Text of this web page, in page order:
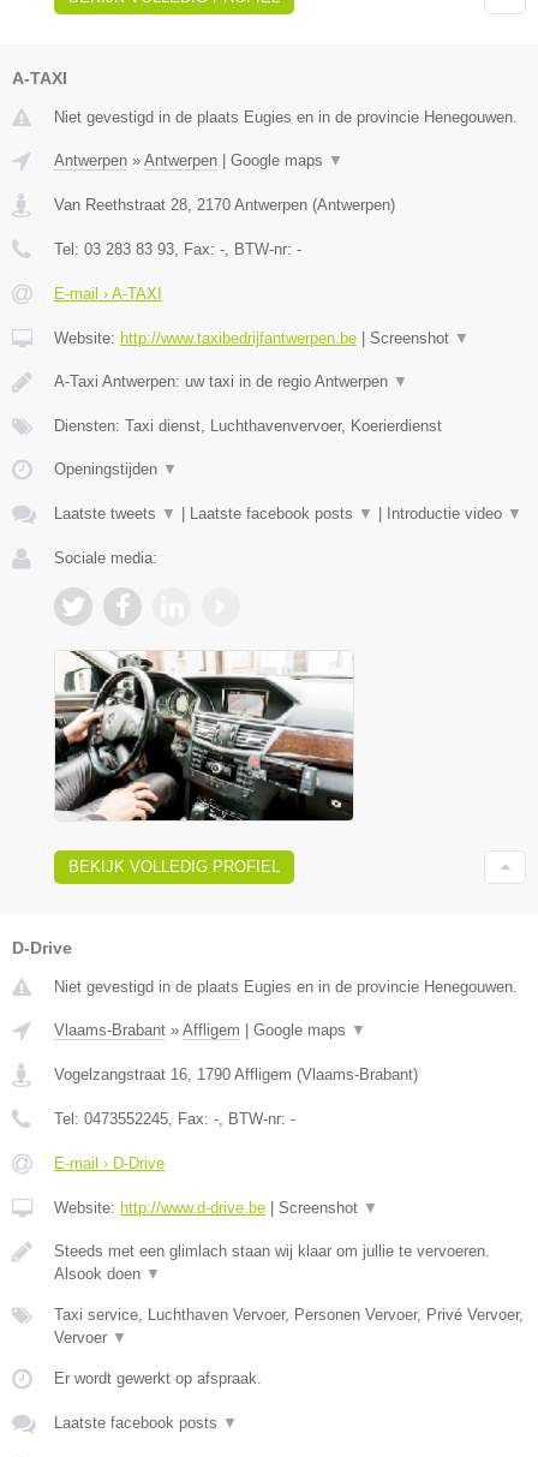
A-TAXI
Niet gevestigd in de plaats Eugies en in de provincie Henegouwen.
Antwerpen » Antwerpen Google maps ▼
Van Reethstraat 28, 2170 Antwerpen (Antwerpen)
Tel: 03 283 83 93, Fax: -, BTW-nr: -
E-mail › A-TAXI
Website: http://www.taxibedrijfantwerpen.be Screenshot ▼
A-Taxi Antwerpen: uw taxi in de regio Antwerpen ▼
Diensten: Taxi dienst, Luchthavenvervoer, Koerierdienst
Openingstijden ▼
Laatste tweets ▼ Laatste facebook posts ▼ Introductie video ▼
Sociale media:
BEKIJK VOLLEDIG PROFIEL
D-Drive
Niet gevestigd in de plaats Eugies en in de provincie Henegouwen.
Vlaams-Brabant » Affligem Google maps ▼
Vogelzangstraat 16, 1790 Affligem (Vlaams-Brabant)
Tel: 0473552245, Fax: -, BTW-nr: -
E-mail › D-Drive
Website: http://www.d-drive.be Screenshot ▼
Steeds met een glimlach staan wij klaar om jullie te vervoeren.
Alsook doen ▼
Taxi service, Luchthaven Vervoer, Personen Vervoer, Privé Vervoer,
Vervoer ▼
Er wordt gewerkt op afspraak.
Laatste facebook posts ▼